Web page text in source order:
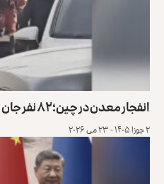
انفجار معدن در چین؛ ۸۲ نفر جان باخته و نُه نفر مفقود هستند
۲ جوزا ۱۴۰۵ - ۲۳ می ۲۰۲۶